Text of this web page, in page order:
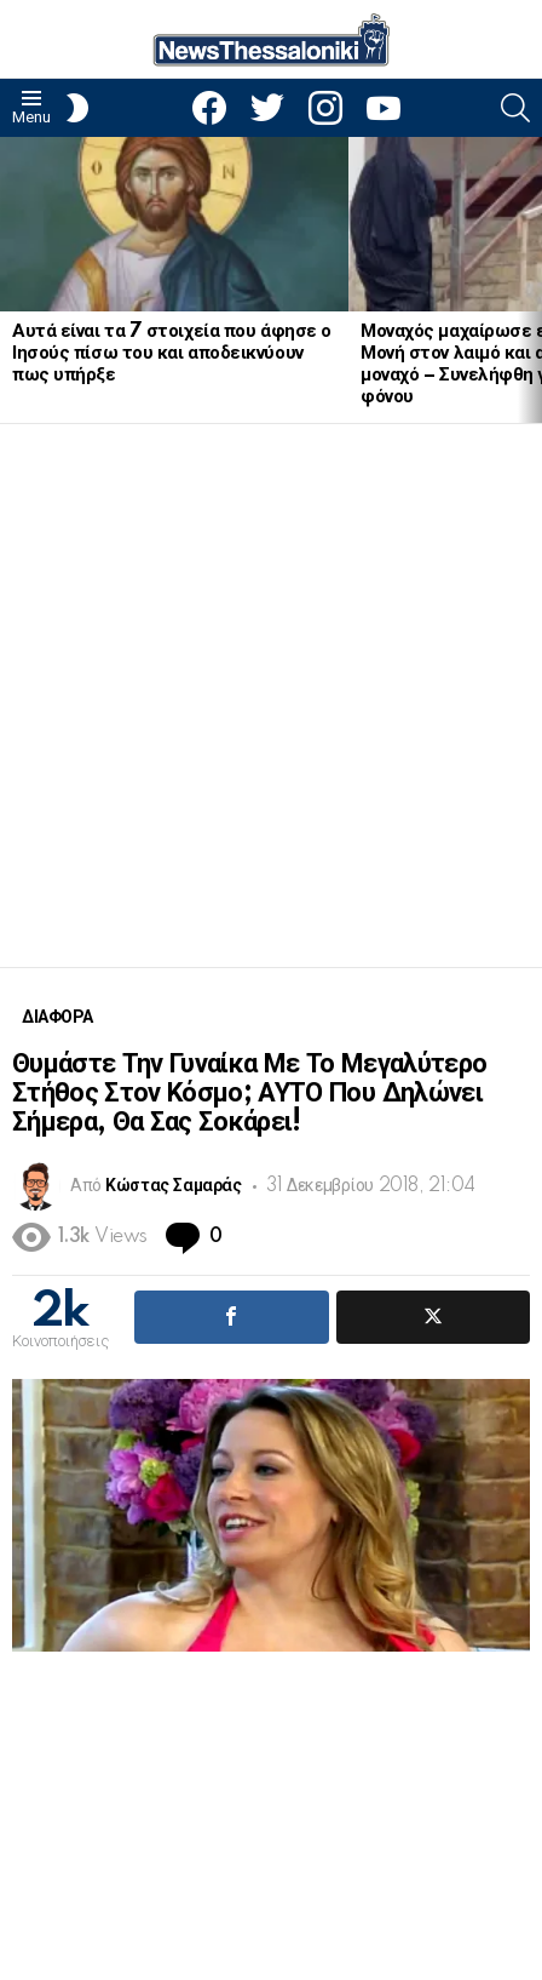
Menu
facebooktwitter instagramyoutube
Αυτά είναι τα 7 στοιχεία που άφησε ο
Ιησούς πίσω του και αποδεικνύουν
πως υπήρξε
Μοναχός μαχαίρωσε
Μονή στον λαιμό και
μοναχό – Συνελήφθη
φόνου
ΔΙΑΦΟΡΑ
Θυμάστε Την Γυναίκα Με Το Μεγαλύτερο
Στήθος Στον Κόσμο; ΑΥΤΟ Που Δηλώνει
Σήμερα, Θα Σας Σοκάρει!
Από Κώστας Σαμαράς 31 Δεκεμβρίου 2018, 21:04
1.3k Views 0
2k
Κοινοποιήσεις